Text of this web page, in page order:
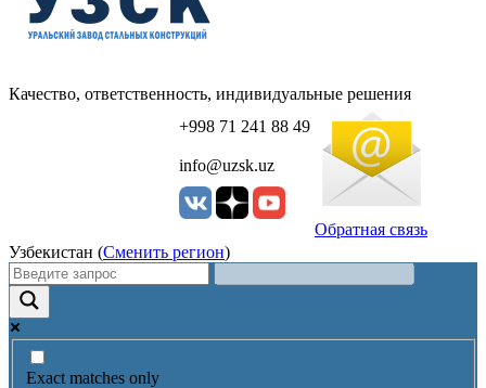
Качество, ответственность, индивидуальные решения
+998 71 241 88 49
info@uzsk.uz
Обратная связь
Узбекистан (Сменить регион)
Exact matches only